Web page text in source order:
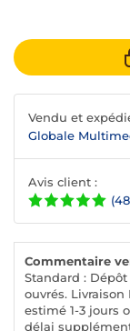
Vendu et
Globale
Avis client :
Commentaire
Standard :
ouvrés.
estimé 1-3 jours
délai